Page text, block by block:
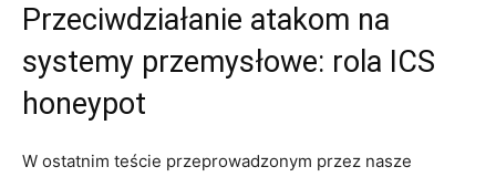
Przeciwdziałanie atakom na
systemy przemysłowe: rola ICS
honeypot
W‍ ostatnim‌ teście przeprowadzonym przez nasze